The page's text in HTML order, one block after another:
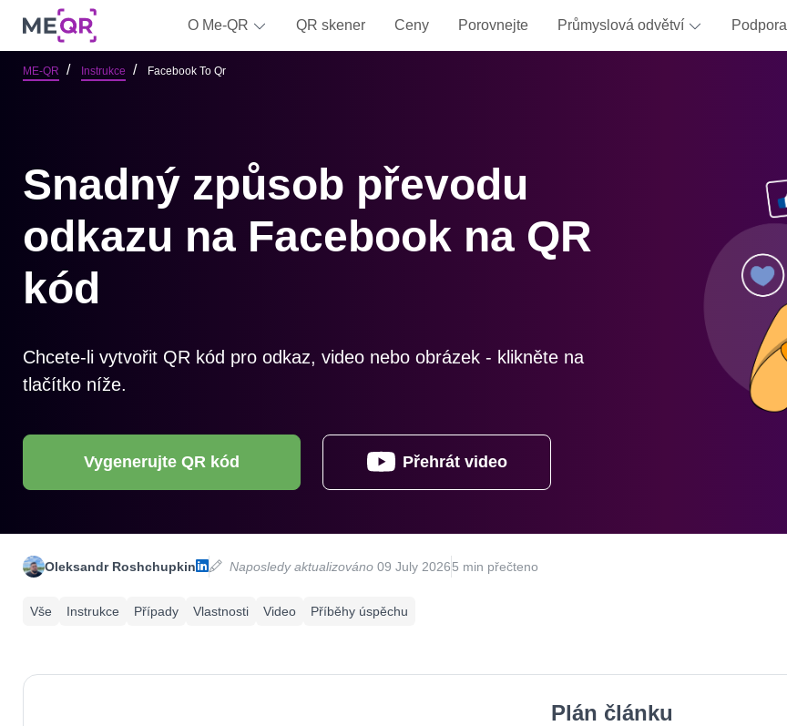
O Me-QR QR skener Ceny Porovnejte Průmyslová odvětví Podpora
ME-QR Instrukce Facebook To Qr
Snadný způsob převodu
odkazu na Facebook na QR
kód
Chcete-li vytvořit QR kód pro odkaz, video nebo obrázek - klikněte na
tlačítko níže.
Vygenerujte QR kód Přehrát video
Oleksandr Roshchupkin Naposledy aktualizováno09 July 20265 min přečteno
Vše Instrukce Případy Vlastnosti Video Příběhy úspěchu
Plán článku